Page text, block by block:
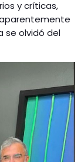
y críticas,
se olvidó del